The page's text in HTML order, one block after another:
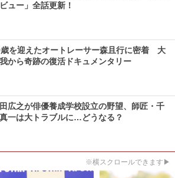
ュー」全話更新！
を迎えたオートレーサー森且行に密着 大
から奇跡の復活ドキュメンタリー
広之が俳優養成学校設立の野望、師匠・千
一は大トラブルに…どうなる？
※横スクロールできます▶